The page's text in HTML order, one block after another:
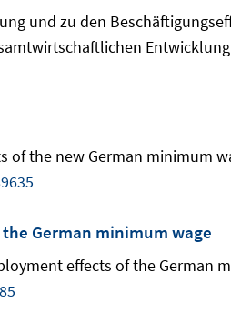
und zu den
of the new German minimum
German minimum wage
effects of the